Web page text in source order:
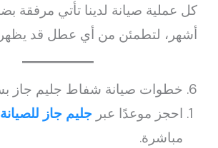
أشهر، لتطمئن من أي عطل قد يظهر
6. خطوات صيانة شفاط جليم جاز بسهولة ويسر
احجز موعدًا عبرجليم جاز للصيانة
مباشرة.